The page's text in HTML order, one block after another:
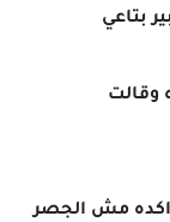
بتاعي
وقالت
اكده مش الجصر